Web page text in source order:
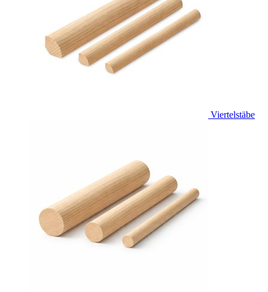
Viertelstäbe